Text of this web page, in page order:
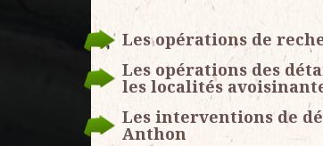
Les opérations de
Les opérations des
les localités
Les interventions de
Anthon